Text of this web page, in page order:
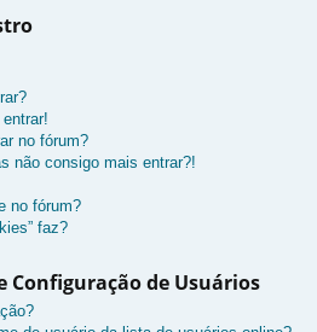
no fórum?
não consigo mais entrar?!
no fórum?
faz?
Configuração de Usuários